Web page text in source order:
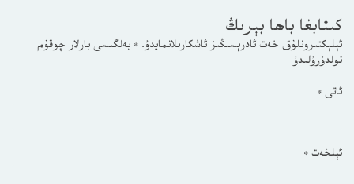
كىتابغا باھا بېرىڭ
ئېلېكتىرونلۇق خەت ئادرېسىڭىز ئاشكارىلانمايدۇ. * بەلگىسى بارلار چوقۇم
تولدۇرۇلىدۇ
ئاتى *
ئېلخەت *